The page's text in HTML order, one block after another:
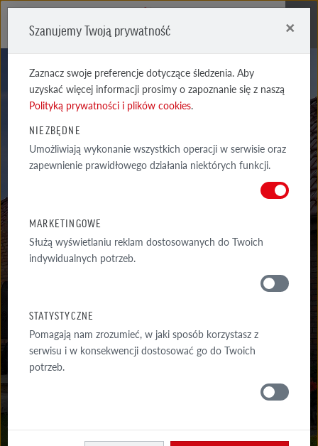
AKCESORIA
BERGAMO ZAKOŃCZENIE GĄSIORA - KOŃCOWE
GDZIE
Szanujemy Twoją prywatność ×
Zaznacz swoje preferencje dotyczące śledzenia. Aby
uzyskać więcej informacji prosimy o zapoznanie się z naszą
Polityką prywatności i plików cookies.
NIEZBĘDNE
Umożliwiają wykonanie wszystkich operacji w serwisie oraz
zapewnienie prawidłowego działania niektórych funkcji.
MARKETINGOWE
Służą wyświetlaniu reklam dostosowanych do Twoich
indywidualnych potrzeb.
STATYSTYCZNE
Pomagają nam zrozumieć, w jaki sposób korzystasz z
serwisu i w konsekwencji dostosować go do Twoich
potrzeb.